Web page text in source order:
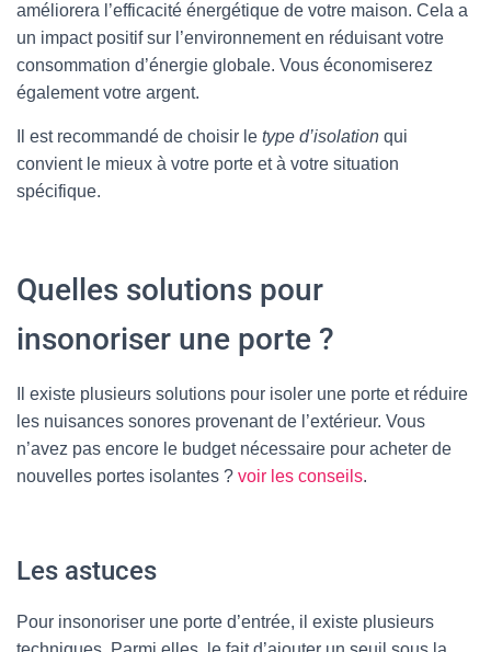
améliorera l’efficacité énergétique de votre maison. Cela a
un impact positif sur l’environnement en réduisant votre
consommation d’énergie globale. Vous économiserez
également votre argent.
Il est recommandé de choisir le type d’isolation qui
convient le mieux à votre porte et à votre situation
spécifique.
Quelles solutions pour
insonoriser une porte ?
Il existe plusieurs solutions pour isoler une porte et réduire
les nuisances sonores provenant de l’extérieur. Vous
n’avez pas encore le budget nécessaire pour acheter de
nouvelles portes isolantes ? voir les conseils.
Les astuces
Pour insonoriser une porte d’entrée, il existe plusieurs